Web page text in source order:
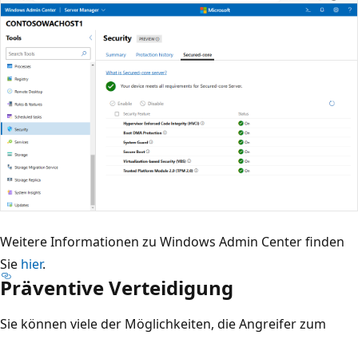
Weitere Informationen zu Windows Admin Center finden
Sie hier.
Präventive Verteidigung
Sie können viele der Möglichkeiten, die Angreifer zum